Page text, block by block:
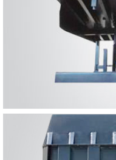
se caractérise par sa